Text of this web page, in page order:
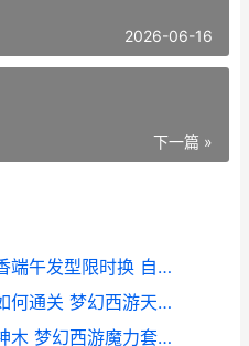
2026-06-16
下一篇 »
《自由篮球：典范服》粽香端午发型限时换 自由篮球mv
《梦幻西游》天罪星姚公如何通关 梦幻西游天阵减多少速度
《梦幻西游》魔王寨对比神木 梦幻西游魔力套装属性加成表